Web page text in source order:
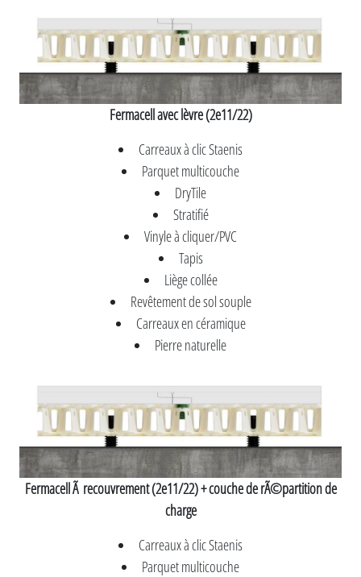
Fermacell avec lèvre (2e11/22)
Carreaux à clic Staenis
Parquet multicouche
DryTile
Stratifié
Vinyle à cliquer/PVC
Tapis
Liège collée
Revêtement de sol souple
Carreaux en céramique
Pierre naturelle
Fermacell Ã recouvrement (2e11/22) + couche de rÃ©partition de
charge
Carreaux à clic Staenis
Parquet multicouche